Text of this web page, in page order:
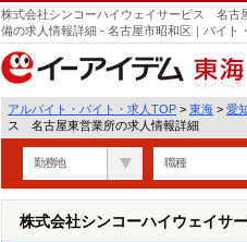
株式会社シンコーハイウェイサービス 名古
備の求人情報詳細 - 名古屋市昭和区｜バイト
東海
アルバイト・バイト・求人TOP > 東海 > 愛
ス 名古屋東営業所の求人情報詳細
勤務地 職種
株式会社シンコーハイウェイサ